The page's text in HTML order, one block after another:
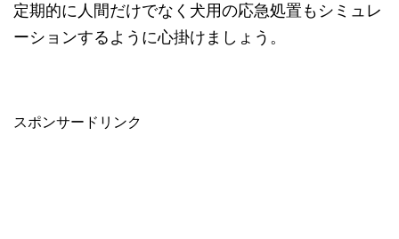
定期的に人間だけでなく犬用の応急処置もシミュレ
ーションするように心掛けましょう。
スポンサードリンク